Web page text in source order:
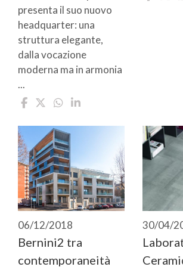
presenta il suo nuovo
headquarter: una
struttura elegante,
dalla vocazione
moderna ma in armonia
...
06/12/2018
Bernini2 tra
contemporaneità
30/04/